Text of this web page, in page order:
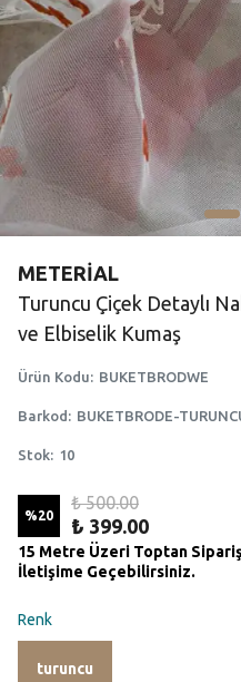
METERİAL
Turuncu Çiçek Detaylı
ve Elbiselik Kumaş
Ürün Kodu: BUKETBRODWE
Barkod : BUKETBRODE-
Stok: 10
%20
₺ 500.00
₺ 399.00
15 Metre Üzeri Toptan
İletişime Geçebilirsiniz.
Renk
turuncu